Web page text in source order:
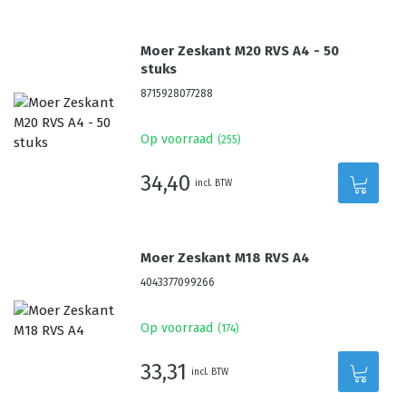
Moer Zeskant M20 RVS A4 - 50
stuks
8715928077288
Op voorraad (255)
34,40 incl. BTW
Moer Zeskant M18 RVS A4
4043377099266
Op voorraad (174)
33,31 incl. BTW